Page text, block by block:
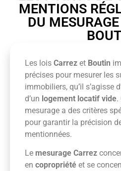
MENTIONS
DU
Les lois Carrez et Boutin
précises pour mesurer les
immobiliers, qu’il s’agisse
d’un logement locatif vide.
mesurage a des critères
pour garantir la précision
mentionnées.
Le mesurage Carrez
en copropriété et se